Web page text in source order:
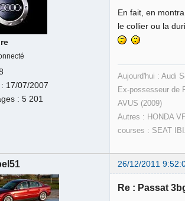
17/07/2007
:5 201
En fait, en
le collier ou la
Aujourd'hui : Audi
Ex-possesseur de
AVUS (2009)
Autres : HONDA
courses : SEAT
26/12/2011
Re : Passat